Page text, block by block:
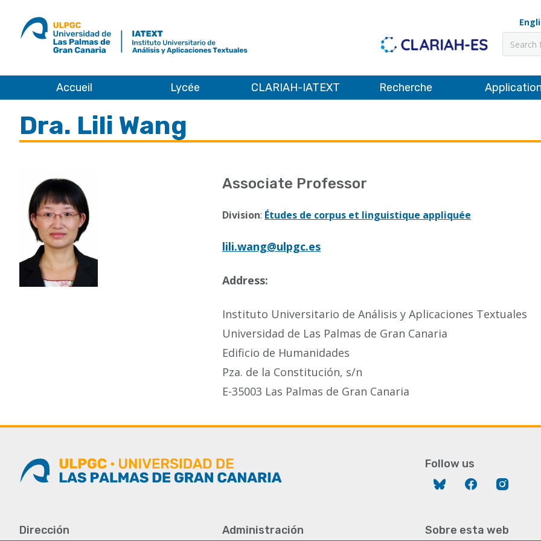
ULPGC
al
inicio
IATEXT
Accueil Lycée CLARIAH-IATEXT Recherche
Dra. Lili Wang
Associate Professor
Division: Études de corpus et linguistique appliquée
lili.wang@ulpgc.es
Address:
Instituto Universitario de Análisis y Aplicaciones Textuales
Universidad de Las Palmas de Gran Canaria
Edificio de Humanidades
Pza. de la Constitución, s/n
E-35003 Las Palmas de Gran Canaria
Follow us
Bluesky Facebook
Dirección Administración Sobre esta web